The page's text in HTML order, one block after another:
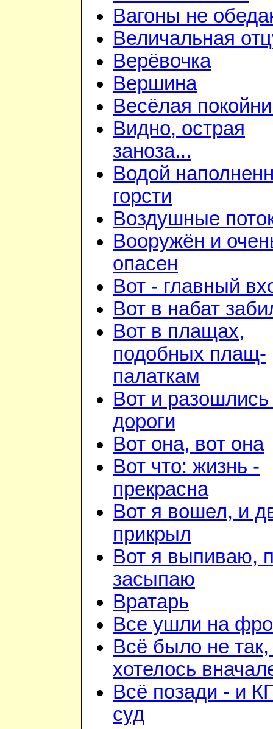
Вагоны не
Величальная
Верёвочка
Вершина
Весёлая
Видно, острая
заноза...
Водой
горсти
Воздушные
Вооружён и
опасен
Вот - главный
Вот в набат
Вот в плащах,
подобных плащ-
палаткам
Вот и разошлись
дороги
Вот она, вот она
Вот что: жизнь -
прекрасна
Вот я вошел, и
прикрыл
Вот я выпиваю,
засыпаю
Вратарь
Все ушли на
Всё было не так,
хотелось
Всё позади - и
суд